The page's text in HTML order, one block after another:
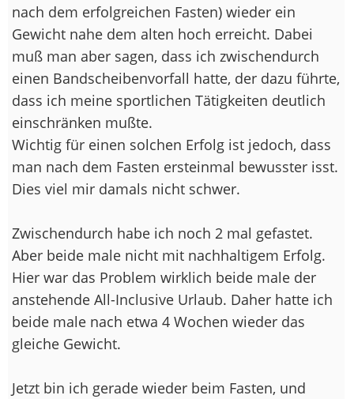
nach dem erfolgreichen Fasten) wieder ein
Gewicht nahe dem alten hoch erreicht. Dabei
muß man aber sagen, dass ich zwischendurch
einen Bandscheibenvorfall hatte, der dazu führte,
dass ich meine sportlichen Tätigkeiten deutlich
einschränken mußte.
Wichtig für einen solchen Erfolg ist jedoch, dass
man nach dem Fasten ersteinmal bewusster isst.
Dies viel mir damals nicht schwer.
Zwischendurch habe ich noch 2 mal gefastet.
Aber beide male nicht mit nachhaltigem Erfolg.
Hier war das Problem wirklich beide male der
anstehende All-Inclusive Urlaub. Daher hatte ich
beide male nach etwa 4 Wochen wieder das
gleiche Gewicht.
Jetzt bin ich gerade wieder beim Fasten, und